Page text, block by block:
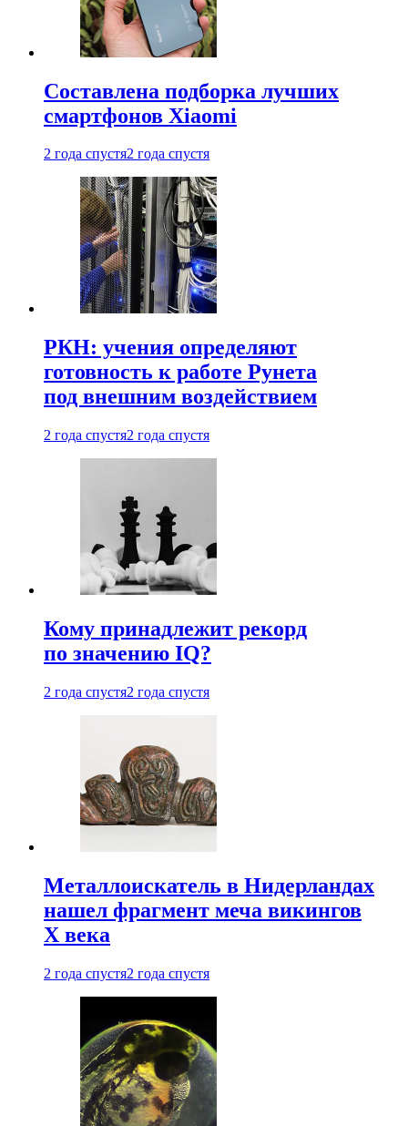
Составлена подборка лучших
смартфонов Xiaomi
2 года спустя2 года спустя
РКН: учения определяют
готовность к работе Рунета
под внешним воздействием
2 года спустя2 года спустя
Кому принадлежит рекорд
по значению IQ?
2 года спустя2 года спустя
Металлоискатель в Нидерландах
нашел фрагмент меча викингов
X века
2 года спустя2 года спустя